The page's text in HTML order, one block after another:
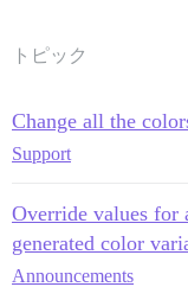
トピック
Change all the
Support
Override values for
generated color
Announcements